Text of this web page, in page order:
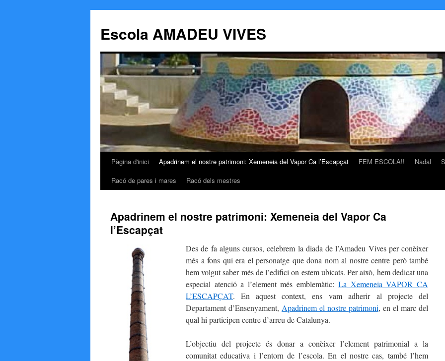
Escola AMADEU VIVES
VésPàgina d'inici Apadrinem el nostre patrimoni: Xemeneia del Vapor Ca l’Escapçat FEM ESCOLA!! Nadal
Racó de pares i mares
Racó dels mestres
Apadrinem el nostre patrimoni: Xemeneia del Vapor Ca
l’Escapçat
Des de fa alguns cursos, celebrem la diada de l’Amadeu Vives per conèixer
més a fons qui era el personatge que dona nom al nostre centre però també
hem volgut saber més de l’edifici on estem ubicats. Per això, hem dedicat una
especial atenció a l’element més emblemàtic:La Xemeneia VAPOR CA
L’ESCAPÇAT. En aquest context, ens vam adherir al projecte del
Departament d’Ensenyament, Apadrinem el nostre patrimoni, en el marc del
qual hi participen centre d’arreu de Catalunya.
L’objectiu del projecte és donar a conèixer l’element patrimonial a la
comunitat educativa i l’entorn de l’escola. En el nostre cas, també l’hem